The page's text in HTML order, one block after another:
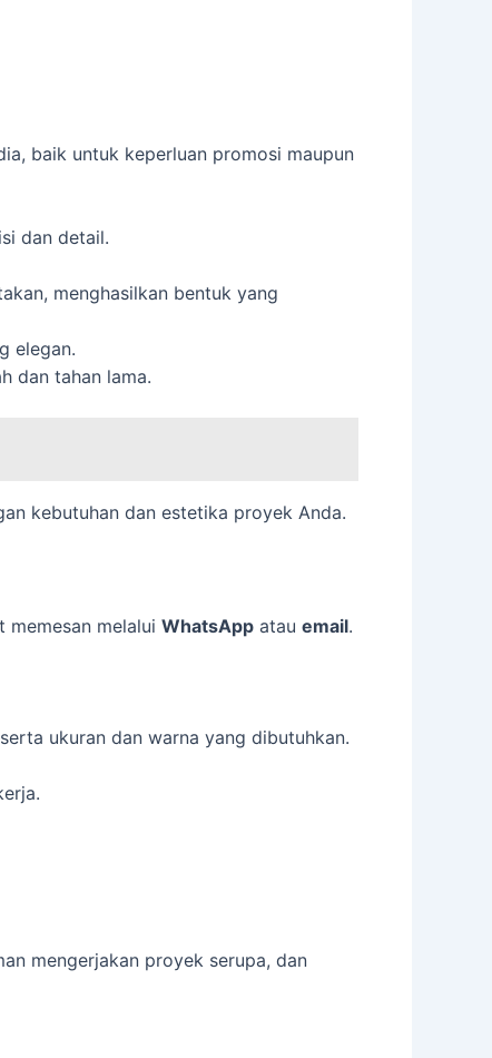
baik untuk keperluan promosi maupun
dan detail.
menghasilkan bentuk yang
elegan.
dan tahan lama.
kebutuhan dan estetika proyek Anda.
melalui WhatsApp atau email.
ukuran dan warna yang dibutuhkan.
mengerjakan proyek serupa, dan